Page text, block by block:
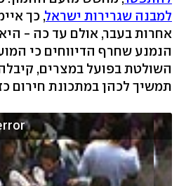
למבנה שגרירות ישראל, כך
אחרות בעבר, אולם עד כה -
הנמנע שחרף הדיווחים כי
השולטת בפועל במצרים,
תמשיך לכהן במתכונת חירום